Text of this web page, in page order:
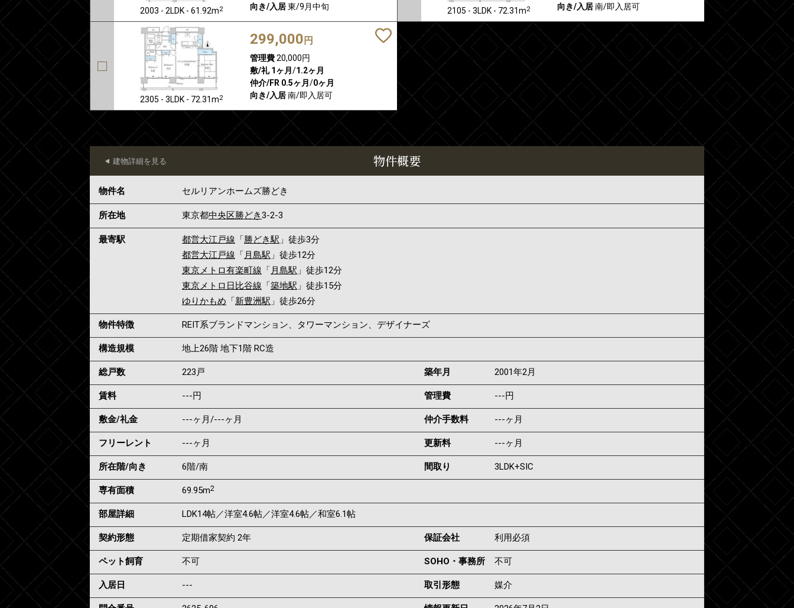
2003 - 2LDK - 61.92m2
向き/入居東/9月中旬 2105 - 3LDK - 72.31m2
向き/入居南/即入居可
2305 - 3LDK - 72.31m2
299,000 円
管理費20,000円
敷/礼 1ヶ月 /1.2ヶ月
仲介/FR 0.5ヶ月 /0ヶ月
向き/入居南/即入居可
物件概要
建物詳細を見る
物件名 セルリアンホームズ勝どき
所在地 東京都中央区勝どき3-2-3
最寄駅 都営大江戸線 「勝どき駅 」徒歩3分
都営大江戸線 「月島駅 」徒歩12分
東京メトロ有楽町線 「月島駅 」徒歩12分
東京メトロ日比谷線 「築地駅 」徒歩15分
ゆりかもめ 「新豊洲駅 」徒歩26分
物件特徴 REIT系ブランドマンション、タワーマンション、デザイナーズ
構造規模 地上26階 地下1階 RC造
総戸数 223戸 築年月 2001年2月
賃料 ---円 管理費 ---円
敷金/礼金 ---ヶ月/---ヶ月 仲介手数料 ---ヶ月
フリーレント ---ヶ月 更新料 ---ヶ月
所在階/向き 6階/南 間取り 3LDK+SIC
専有面積 69.95m2
部屋詳細 LDK14帖／洋室4.6帖／洋室4.6帖／和室6.1帖
契約形態 定期借家契約 2年 保証会社 利用必須
ペット飼育 不可 SOHO・事務所 不可
入居日 --- 取引形態 媒介